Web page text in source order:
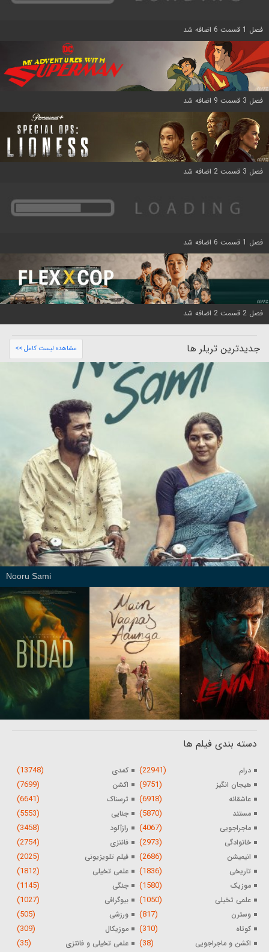
فصل 1 قسمت 6 اضافه شد
فصل 3 قسمت 9 اضافه شد
فصل 3 قسمت 2 اضافه شد
فصل 1 قسمت 6 اضافه شد
فصل 2 قسمت 2 اضافه شد
جدیدترین تریلر ها مشاهده لیست کامل >>
Nooru Sami
دسته بندی فیلم ها
درام (22941) کمدی (13748)
هیجان انگیز (9751) اکشن (7699)
عاشقانه (6918) ترسناک (6641)
مستند (5870) جنایی (5553)
ماجراجویی (4067) رازآلود (3458)
خانوادگی (2973) فانتزی (2754)
انیمیشن (2686) فیلم تلویزیونی (2025)
تاریخی (1836) علمی تخیلی (1812)
موزیک (1580) جنگی (1145)
علمی تخیلی (1050) بیوگرافی (1027)
وسترن (817) ورزشی (505)
کوتاه (310) موزیکال (309)
اکشن و ماجراجویی (38) علمی تخیلی و فانتزی (35)